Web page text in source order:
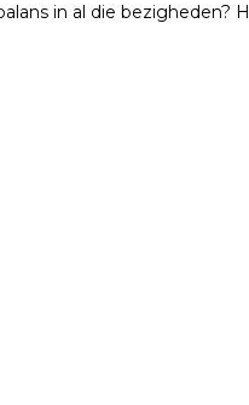
in al die bezigheden?